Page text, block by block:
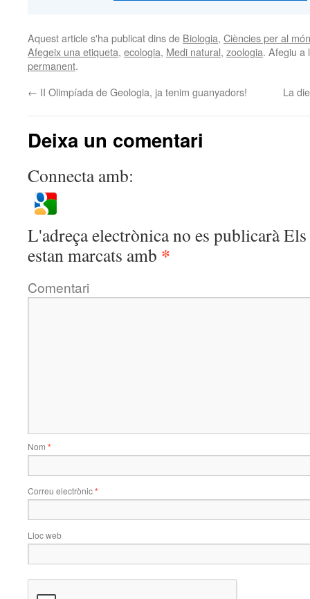
Aquest article s'ha publicat dins de Biologia, Ciències per al
Afegeix una etiqueta, ecologia, Medi natural, zoologia. Afegiu a
permanent.
← II Olimpíada de Geologia, ja tenim guanyadors! La
Deixa un comentari
Connecta amb:
L'adreça electrònica no es publicaràEls
estan marcats amb *
Comentari
Nom *
Correu electrònic*
Lloc web